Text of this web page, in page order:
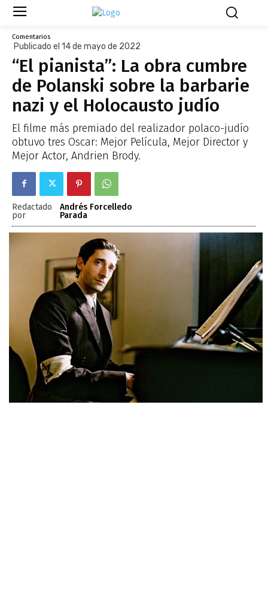
Comentarios
Publicado el 14 de mayo de 2022
“El pianista”: La obra cumbre
de Polanski sobre la barbarie
nazi y el Holocausto judío
El filme más premiado del realizador polaco-judío
obtuvo tres Oscar: Mejor Película, Mejor Director y
Mejor Actor, Andrien Brody.
Redactado
por
Andrés Forcelledo
Parada